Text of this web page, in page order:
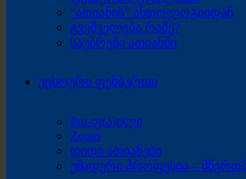
“ათიანის” ანთოლოგიიდან
გვეშველება რამე?
საუბრები ათიანში
უცხოური ფეხბურთი
Pro-ფ(ა)ილი
Zoom
დიდი ათიანები
უმადური პროფესია –